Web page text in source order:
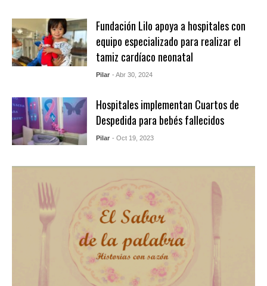
Fundación Lilo apoya a hospitales con
equipo especializado para realizar el
tamiz cardíaco neonatal
Pilar - Abr 30, 2024
Hospitales implementan Cuartos de
Despedida para bebés fallecidos
Pilar - Oct 19, 2023